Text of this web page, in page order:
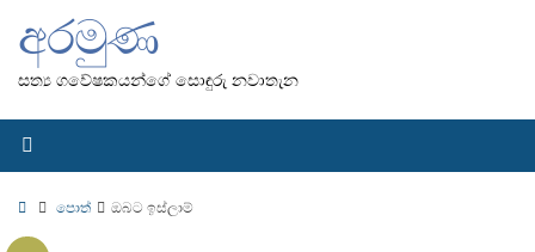
contentඅරමුණ
සත්‍ය ගවේෂකයන්ගේ සොඳුරු නවාතැන
Homeපොත් ඔබට ඉස්ලාම්